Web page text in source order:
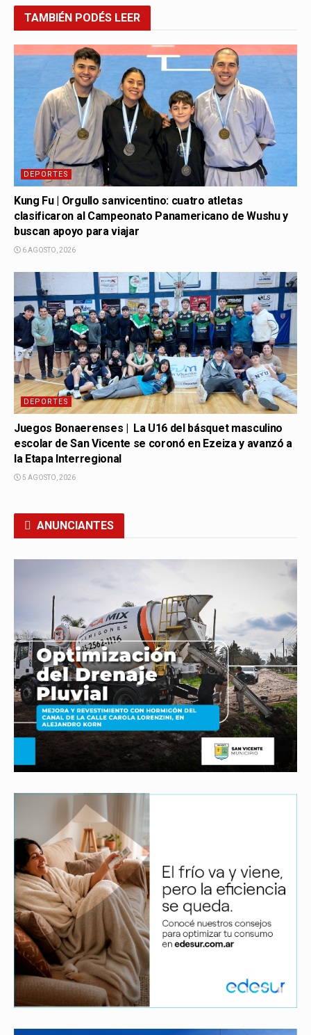
TAMBIÉN PODÉS LEER
DEPORTES
Kung Fu | Orgullo sanvicentino: cuatro atletas
clasificaron al Campeonato Panamericano de Wushu y
buscan apoyo para viajar
6 AGOSTO, 2026
DEPORTES
Juegos Bonaerenses | La U16 del básquet masculino
escolar de San Vicente se coronó en Ezeiza y avanzó a
la Etapa Interregional
5 AGOSTO, 2026
ANUNCIANTES